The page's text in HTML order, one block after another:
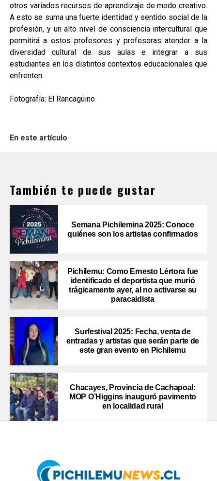
otros variados recursos de aprendizaje de modo creativo.
A esto se suma una fuerte identidad y sentido social de la
profesión, y un alto nivel de consciencia intercultural que
permitirá a estos profesores y profesoras atender a la
diversidad cultural de sus aulas e integrar a sus
estudiantes en los distintos contextos educacionales que
enfrenten.
Fotografía: El Rancagüino
En este artículo
También te puede gustar
Semana Pichilemina 2025: Conoce
quiénes son los artistas confirmados
Pichilemu: Como Ernesto Lértora fue
identificado el deportista que murió
trágicamente ayer, al no activarse su
paracaidista
Surfestival 2025: Fecha, venta de
entradas y artistas que serán parte de
este gran evento en Pichilemu
Chacayes, Provincia de Cachapoal:
MOP O’Higgins inauguró pavimento
en localidad rural